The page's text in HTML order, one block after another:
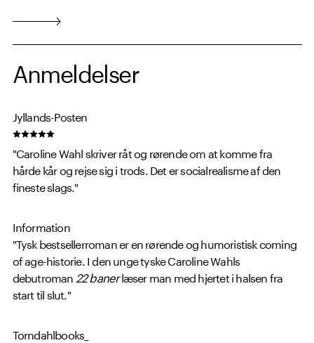
Anmeldelser
Jyllands-Posten
"Caroline Wahl skriver råt og rørende om at komme fra
hårde kår og rejse sig i trods. Det er socialrealisme af den
fineste slags."
Information
"Tysk bestsellerroman er en rørende og humoristisk coming
of age-historie. I den unge tyske Caroline Wahls
debutroman 22 banerlæser man med hjertet i halsen fra
start til slut."
Torndahlbooks_